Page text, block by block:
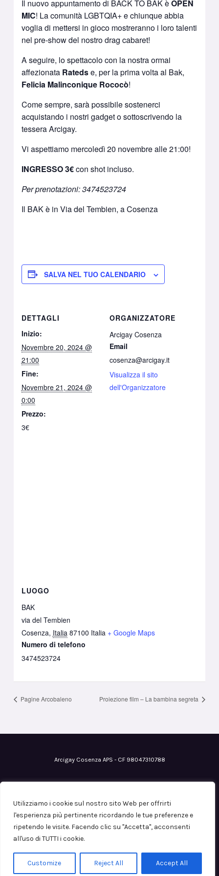
Utilizziamo i cookie sul nostro sito Web per offrirti
l'esperienza più pertinente ricordando le tue preferenze e
ripetendo le visite. Facendo clic su "Accetta", acconsenti
all'uso di TUTTI i cookie.
Customize Reject All Accept All
Il nuovo appuntamento di BACK TO BAK èOPEN
MIC! La comunità LGBTQIA+ e chiunque abbia
voglia di mettersi in gioco mostreranno i loro talenti
nel pre-show del nostro drag cabaret!
A seguire, lo spettacolo con la nostra ormai
affezionata Ratedse, per la prima volta al Bak,
Felicia Malinconique Rococò!
Come sempre, sarà possibile sostenerci
acquistando i nostri gadget o sottoscrivendo la
tessera Arcigay.
Vi aspettiamo mercoledì 20 novembre alle 21:00!
INGRESSO 3€con shot incluso.
Per prenotazioni: 3474523724
Il BAK è in Via del Tembien, a Cosenza
SALVA NEL TUO CALENDARIO
DETTAGLI
Inizio:
Novembre 20, 2024 @
21:00
Fine:
Novembre 21, 2024 @
0:00
Prezzo:
3€
ORGANIZZATORE
Arcigay Cosenza
Email
cosenza@arcigay.it
Visualizza il sito
dell'Organizzatore
LUOGO
BAK
via del Tembien
Cosenza, Italia 87100 Italia + Google Maps
Numero di telefono
3474523724
Pagine Arcobaleno Proiezione film – La bambina segreta
Arcigay Cosenza APS - CF 98047310788
Copyright © 2026
Privacy Policy